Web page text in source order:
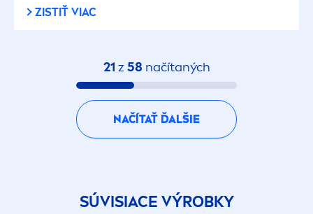
ZISTIŤ VIAC
21 z 58 načítaných
NAČÍTAŤ ĎALŠIE
SÚVISIACE VÝROBKY